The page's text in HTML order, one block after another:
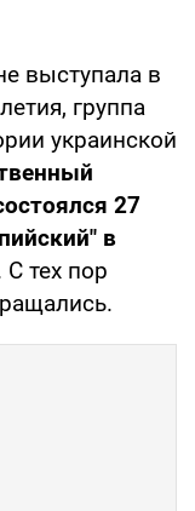
выступала в
группа
украинской
27
в
С тех пор